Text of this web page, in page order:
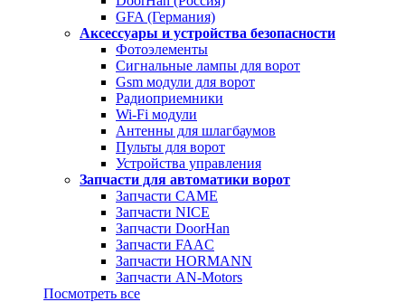
GFA (Германия)
Аксессуары и устройства безопасности
Фотоэлементы
Сигнальные лампы для ворот
Gsm модули для ворот
Радиоприемники
Wi-Fi модули
Антенны для шлагбаумов
Пульты для ворот
Устройства управления
Запчасти для автоматики ворот
Запчасти CAME
Запчасти NICE
Запчасти DoorHan
Запчасти FAAC
Запчасти HORMANN
Запчасти AN-Motors
Посмотреть все